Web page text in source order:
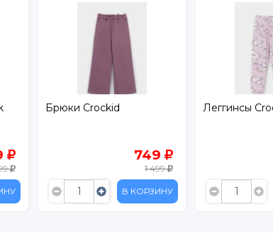
749
В КОРЗИНУ
Леггинсы Crockid
499
В КОРЗИНУ
Брюки